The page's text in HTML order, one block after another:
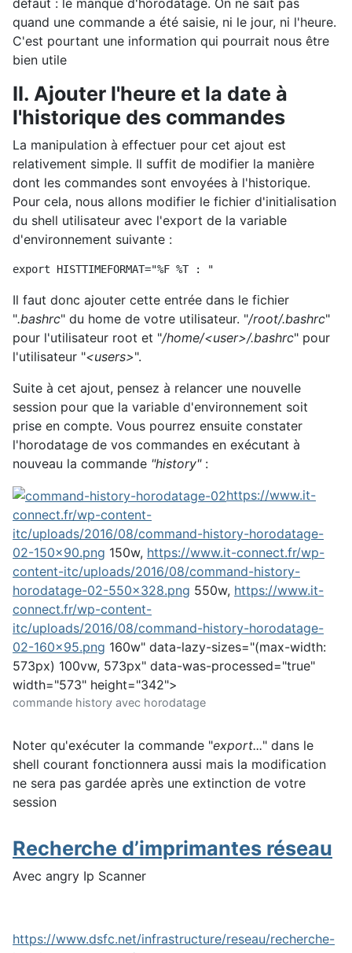
quand une commande a été saisie, ni le jour, ni l'heure.
C'est pourtant une information qui pourrait nous être
bien utile
II. Ajouter l'heure et la date à
l'historique des commandes
La manipulation à effectuer pour cet ajout est
relativement simple. Il suffit de modifier la manière
dont les commandes sont envoyées à l'historique.
Pour cela, nous allons modifier le fichier d'initialisation
du shell utilisateur avec l'export de la variable
d'environnement suivante :
export HISTTIMEFORMAT="%F %T :
Il faut donc ajouter cette entrée dans le fichier
".bashrc" du home de votre utilisateur. "/root/.bashrc"
pour l'utilisateur root et "/home/<user>/.bashrc" pour
l'utilisateur "<users>".
Suite à cet ajout, pensez à relancer une nouvelle
session pour que la variable d'environnement soit
prise en compte. Vous pourrez ensuite constater
l'horodatage de vos commandes en exécutant à
nouveau la commande "history":
https://www.it-
connect.fr/wp-content-
itc/uploads/2016/08/command-history-horodatage-
02-150x90.png 150w, https://www.it-connect.fr/wp-
content-itc/uploads/2016/08/command-history-
horodatage-02-550x328.png 550w, https://www.it-
connect.fr/wp-content-
itc/uploads/2016/08/command-history-horodatage-
02-160x95.png 160w" data-lazy-sizes="(max-width:
573px) 100vw, 573px" data-was-processed="true"
width="573" height="342">
commande history avec horodatage
Noter qu'exécuter la commande "export..." dans le
shell courant fonctionnera aussi mais la modification
ne sera pas gardée après une extinction de votre
session
Recherche d’imprimantes réseau
Avec angry Ip Scanner
https://www.dsfc.net/infrastructure/reseau/recherche-